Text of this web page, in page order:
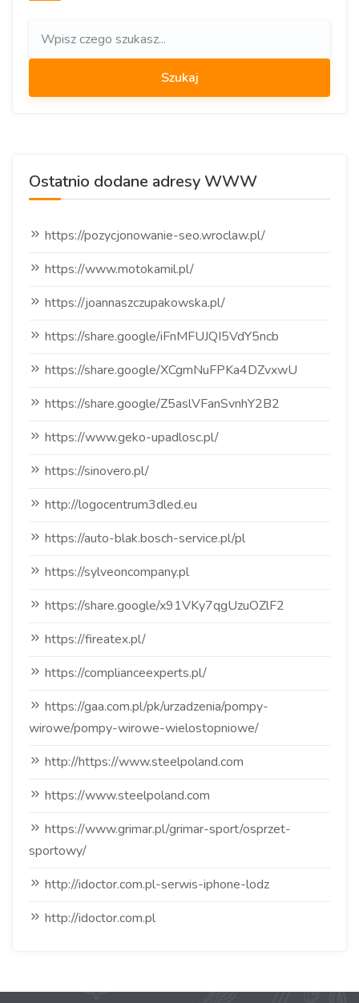
Ostatnio dodane adresy WWW
https://pozycjonowanie-seo.wroclaw.pl/
https://www.motokamil.pl/
https://joannaszczupakowska.pl/
https://share.google/iFnMFUJQI5VdY5ncb
https://share.google/XCgmNuFPKa4DZvxwU
https://share.google/Z5aslVFanSvnhY2B2
https://www.geko-upadlosc.pl/
https://sinovero.pl/
http://logocentrum3dled.eu
https://auto-blak.bosch-service.pl/pl
https://sylveoncompany.pl
https://share.google/x91VKy7qgUzuOZlF2
https://fireatex.pl/
https://complianceexperts.pl/
https://gaa.com.pl/pk/urzadzenia/pompy-
wirowe/pompy-wirowe-wielostopniowe/
http://https://www.steelpoland.com
https://www.steelpoland.com
https://www.grimar.pl/grimar-sport/osprzet-
sportowy/
http://idoctor.com.pl-serwis-iphone-lodz
http://idoctor.com.pl